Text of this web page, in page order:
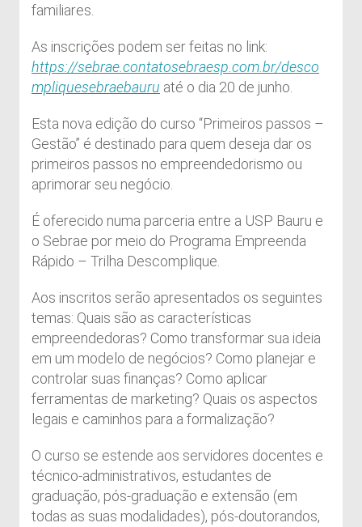
familiares.
As inscrições podem ser feitas no link:
https://sebrae.contatosebraesp.com.br/desco
mpliquesebraebauru até o dia 20 de junho.
Esta nova edição do curso “Primeiros passos –
Gestão” é destinado para quem deseja dar os
primeiros passos no empreendedorismo ou
aprimorar seu negócio.
É oferecido numa parceria entre a USP Bauru e
o Sebrae por meio do Programa Empreenda
Rápido – Trilha Descomplique.
Aos inscritos serão apresentados os seguintes
temas: Quais são as características
empreendedoras? Como transformar sua ideia
em um modelo de negócios? Como planejar e
controlar suas finanças? Como aplicar
ferramentas de marketing? Quais os aspectos
legais e caminhos para a formalização?
O curso se estende aos servidores docentes e
técnico-administrativos, estudantes de
graduação, pós-graduação e extensão (em
todas as suas modalidades), pós-doutorandos,